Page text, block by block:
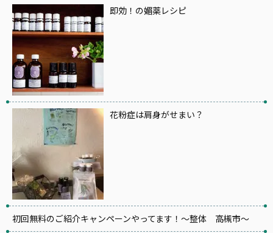
即効！の媚薬レシピ
花粉症は肩身がせまい？
初回無料のご紹介キャンペーンやってます！～整体 高槻市～